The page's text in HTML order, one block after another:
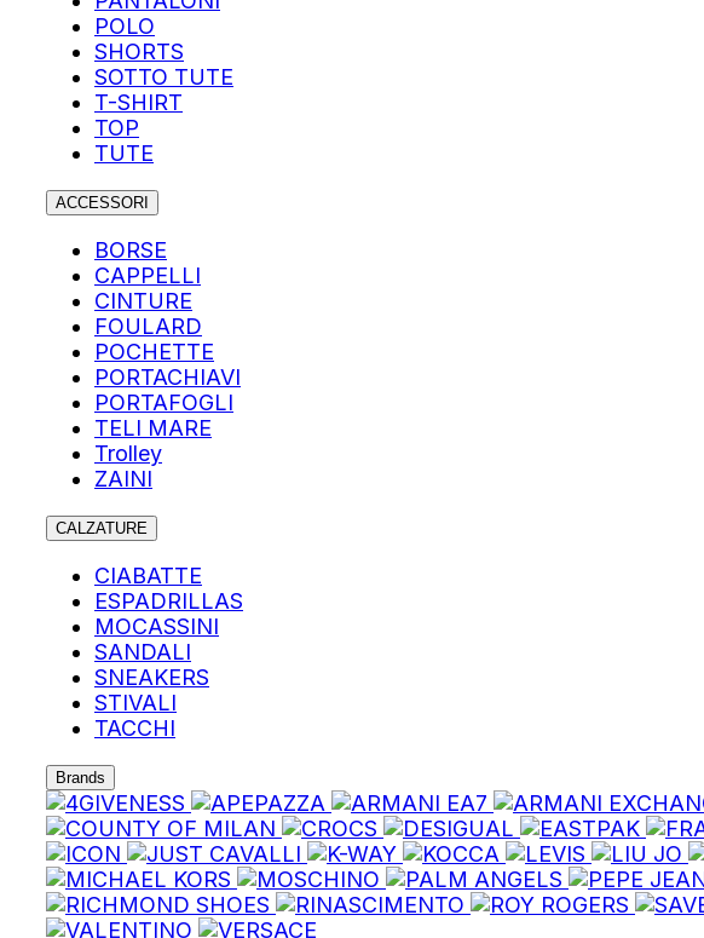
POLO
SHORTS
SOTTO TUTE
T-SHIRT
TOP
TUTE
ACCESSORI
BORSE
CAPPELLI
CINTURE
FOULARD
POCHETTE
PORTACHIAVI
PORTAFOGLI
TELI MARE
Trolley
ZAINI
CALZATURE
CIABATTE
ESPADRILLAS
MOCASSINI
SANDALI
SNEAKERS
STIVALI
TACCHI
Brands